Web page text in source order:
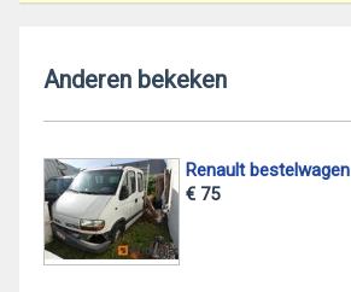
Anderen bekeken
Renault bestelwagen
€ 75